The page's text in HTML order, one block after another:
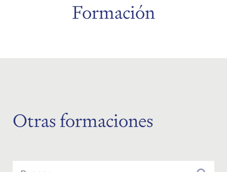
Formación
Otras formaciones